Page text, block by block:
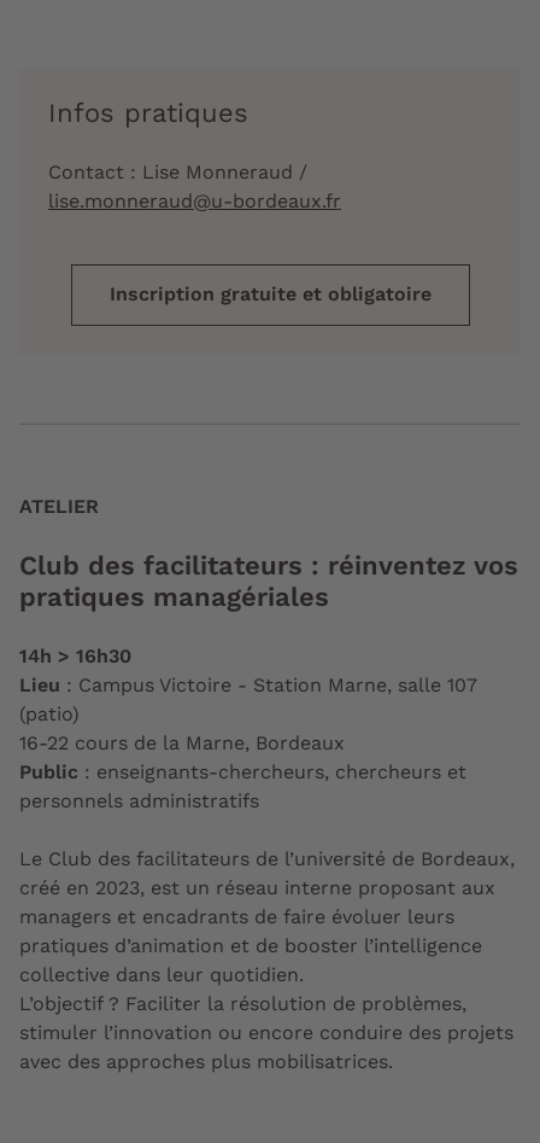
Infos pratiques
Contact : Lise Monneraud /
lise.monneraud@u-bordeaux.fr
Inscription gratuite et obligatoire
ATELIER
Club des facilitateurs : réinventez vos
pratiques managériales
14h > 16h30
Lieu : Campus Victoire - Station Marne, salle 107
(patio)
16-22 cours de la Marne, Bordeaux
Public : enseignants-chercheurs, chercheurs et
personnels administratifs
Le Club des facilitateurs de l’université de Bordeaux,
créé en 2023, est un réseau interne proposant aux
managers et encadrants de faire évoluer leurs
pratiques d’animation et de booster l’intelligence
collective dans leur quotidien.
L’objectif ? Faciliter la résolution de problèmes,
stimuler l’innovation ou encore conduire des projets
avec des approches plus mobilisatrices.